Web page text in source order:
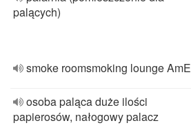
palących)
smoke roomsmoking lounge AmE
osoba paląca duże ilości
papierosów, nałogowy palacz